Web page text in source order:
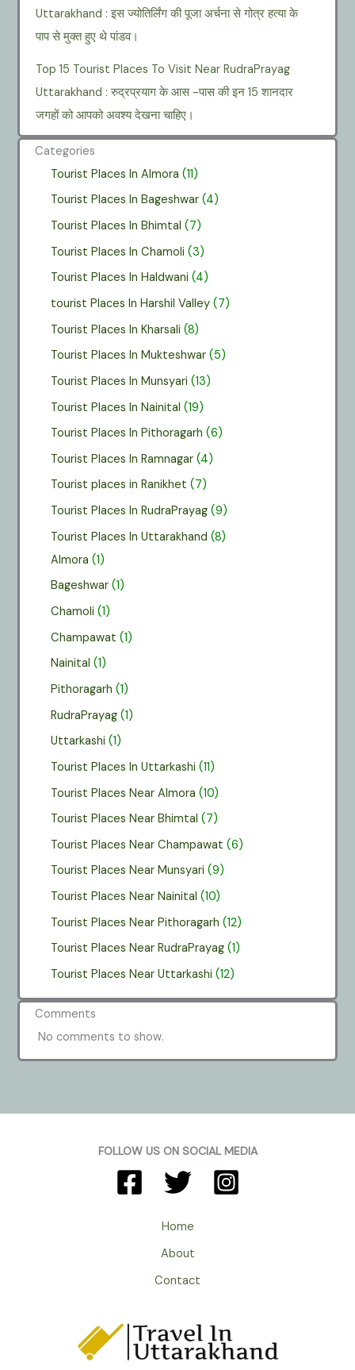
Uttarakhand : इस ज्योतिर्लिंग की पूजा अर्चना से गोत्र हत्या के
पाप से मुक्त हुए थे पांडव।
Top 15 Tourist Places To Visit Near RudraPrayag
Uttarakhand : रुद्रप्रयाग के आस -पास की इन 15 शानदार
जगहों को आपको अवश्य देखना चाहिए।
Categories
Tourist Places In Almora (11)
Tourist Places In Bageshwar (4)
Tourist Places In Bhimtal (7)
Tourist Places In Chamoli (3)
Tourist Places In Haldwani (4)
tourist Places In Harshil Valley (7)
Tourist Places In Kharsali (8)
Tourist Places In Mukteshwar (5)
Tourist Places In Munsyari (13)
Tourist Places In Nainital (19)
Tourist Places In Pithoragarh (6)
Tourist Places In Ramnagar (4)
Tourist places in Ranikhet (7)
Tourist Places In RudraPrayag (9)
Tourist Places In Uttarakhand (8)
Almora (1)
Bageshwar (1)
Chamoli (1)
Champawat (1)
Nainital (1)
Pithoragarh (1)
RudraPrayag (1)
Uttarkashi (1)
Tourist Places In Uttarkashi (11)
Tourist Places Near Almora (10)
Tourist Places Near Bhimtal (7)
Tourist Places Near Champawat (6)
Tourist Places Near Munsyari (9)
Tourist Places Near Nainital (10)
Tourist Places Near Pithoragarh (12)
Tourist Places Near RudraPrayag (1)
Tourist Places Near Uttarkashi (12)
Comments
No comments to show.
FOLLOW US ON SOCIAL MEDIA
Home
About
Contact